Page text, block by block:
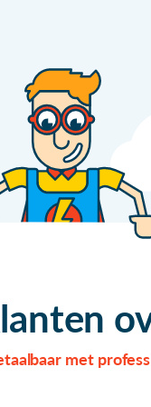
met